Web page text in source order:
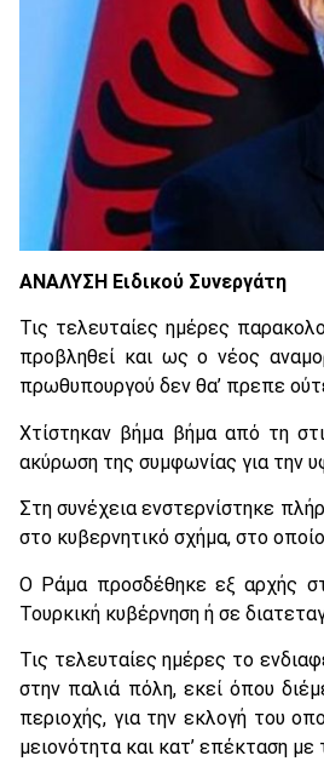
ΑΝΑΛΥΣΗ Ειδικού Συνεργάτη
Τις τελευταίες ημέρες
προβληθεί και ως ο νέος
πρωθυπουργού δεν θα’ πρεπε
Χτίστηκαν βήμα βήμα από τη
ακύρωση της συμφωνίας για την
Στη συνέχεια ενστερνίστηκε
στο κυβερνητικό σχήμα, στο
Ο Ράμα προσδέθηκε εξ αρχής
Τουρκική κυβέρνηση ή σε
Τις τελευταίες ημέρες το
στην παλιά πόλη, εκεί όπου
περιοχής, για την εκλογή του
μειονότητα και κατ’ επέκταση με